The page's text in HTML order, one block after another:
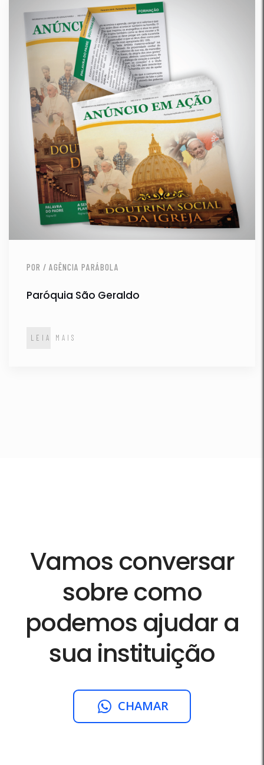
POR / AGÊNCIA PARÁBOLA
Paróquia São Geraldo
LEIA MAIS
Vamos conversar
sobre como
podemos ajudar a
sua instituição
CHAMAR